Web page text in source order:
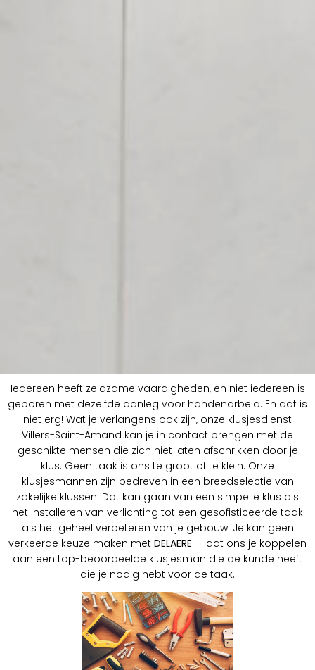
Iedereen heeft zeldzame vaardigheden, en niet iedereen is
geboren met dezelfde aanleg voor handenarbeid. En dat is
niet erg! Wat je verlangens ook zijn, onze klusjesdienst
Villers-Saint-Amand kan je in contact brengen met de
geschikte mensen die zich niet laten afschrikken door je
klus. Geen taak is ons te groot of te klein. Onze
klusjesmannen zijn bedreven in een breedselectie van
zakelijke klussen. Dat kan gaan van een simpelle klus als
het installeren van verlichting tot een gesofisticeerde taak
als het geheel verbeteren van je gebouw. Je kan geen
verkeerde keuze maken met DELAERE – laat ons je koppelen
aan een top-beoordeelde klusjesman die de kunde heeft
die je nodig hebt voor de taak.